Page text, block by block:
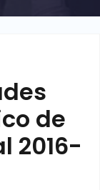
de
2016-